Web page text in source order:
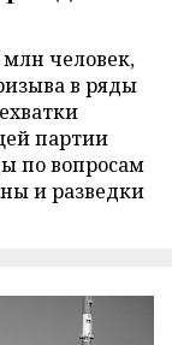
человек,
в ряды
партии
по вопросам
и разведки